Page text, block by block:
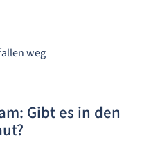
weg
Gibt es in den